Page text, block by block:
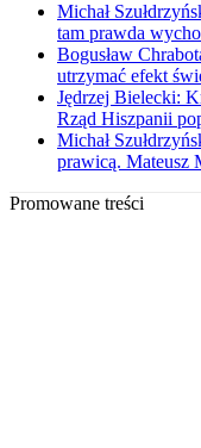
Michał
tam prawda
Bogusław
utrzymać efekt
Jędrzej Bielecki:
Rząd Hiszpanii
Michał
prawicą. Mateusz
Promowane treści